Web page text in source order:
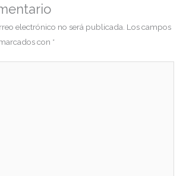
electrónico no será publicada. Los campos
con *